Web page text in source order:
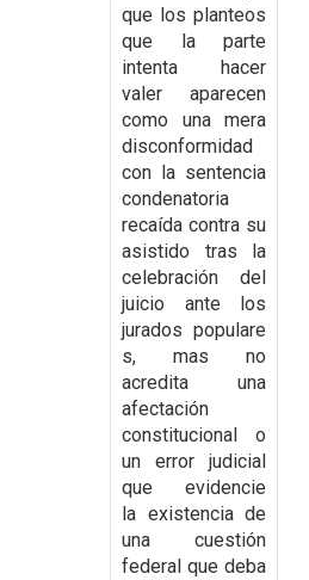
que los planteos
que la parte
intenta hacer
valer aparecen
como una mera
disconformidad
con la sentencia
condenatoria
recaída contra su
asistido tras la
celebración del
juicio ante los
jurados populare
s, mas no
acredita una
afectación
constitucional o
un error judicial
que evidencie
la existencia de
una cuestión
federal que deba